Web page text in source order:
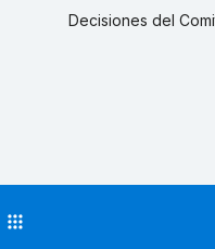
Decisiones del